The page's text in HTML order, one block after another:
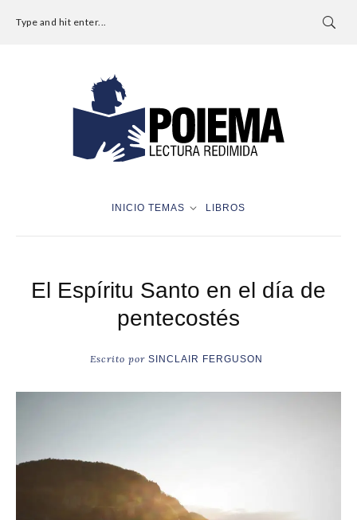
Type and hit enter...
INICIO TEMAS LIBROS
El Espíritu Santo en el día de
pentecostés
Escrito por SINCLAIR FERGUSON